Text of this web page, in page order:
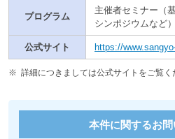
プログラム
主催者セミナー（
シンポジウムなど
公式サイト https://
※ 詳細につきましては公式サイトをご覧く
本件に関するお